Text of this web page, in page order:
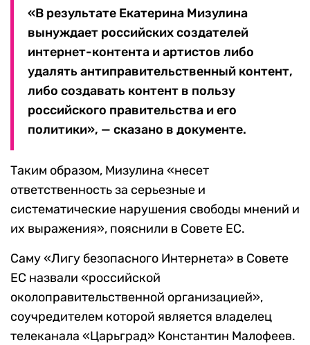
«В результате Екатерина Мизулина
вынуждает российских создателей
интернет-контента и артистов либо
удалять антиправительственный контент,
либо создавать контент в пользу
российского правительства и его
политики», — сказано в документе.
Таким образом, Мизулина «несет
ответственность за серьезные и
систематические нарушения свободы мнений и
их выражения», пояснили в Совете ЕС.
Саму «Лигу безопасного Интернета» в Совете
ЕС назвали «российской
околоправительственной организацией»,
соучредителем которой является владелец
телеканала «Царьград» Константин Малофеев.